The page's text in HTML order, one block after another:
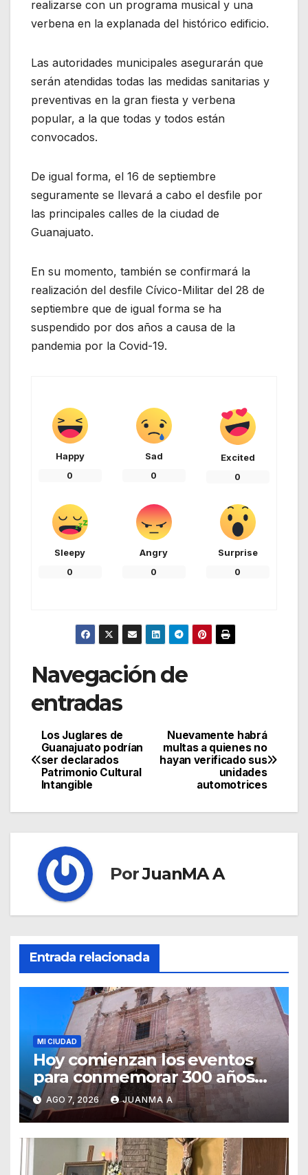
realizarse con un programa musical y una
verbena en la explanada del histórico edificio.
Las autoridades municipales asegurarán que
serán atendidas todas las medidas sanitarias y
preventivas en la gran fiesta y verbena
popular, a la que todas y todos están
convocados.
De igual forma, el 16 de septiembre
seguramente se llevará a cabo el desfile por
las principales calles de la ciudad de
Guanajuato.
En su momento, también se confirmará la
realización del desfile Cívico-Militar del 28 de
septiembre que de igual forma se ha
suspendido por dos años a causa de la
pandemia por la Covid-19.
Happy
0
Sad
0
Excited
0
Sleepy
0
Angry
0
Surprise
0
Navegación de
entradas
Nuevamente habrá
multas a quienes no
hayan verificado sus
unidades
automotrices
Los Juglares de
Guanajuato podrían
ser declarados
Patrimonio Cultural
Intangible
PorJuanMA A
Entrada relacionada
MI CIUDAD
Hoy comienzan los eventos
para conmemorar 300 años
del templo de San Roque
AGO 7, 2026 JUANMA A